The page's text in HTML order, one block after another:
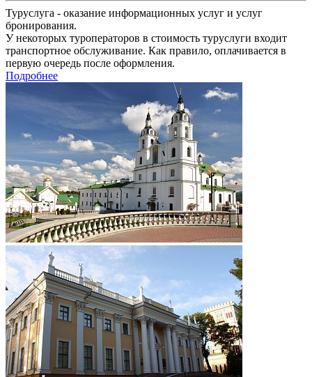
Туруслуга - оказание информационных услуг и услуг
бронирования.
У некоторых туроператоров в стоимость туруслуги входит
транспортное обслуживание. Как правило, оплачивается в
первую очередь после оформления.
Подробнее